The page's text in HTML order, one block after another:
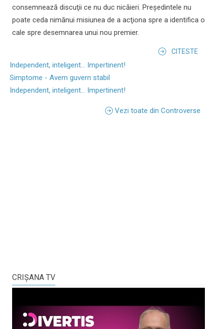
consemnează discuţii ce nu duc nicăieri. Preşedintele nu
poate ceda nimănui misiunea de a acţiona spre a identifica o
cale spre desemnarea unui nou premier.
CITESTE
Independent, inteligent... Impertinent!
Simptome - Avem guvern stabil
Independent, inteligent... Impertinent!
Vezi toate din Controverse
CRIŞANA TV